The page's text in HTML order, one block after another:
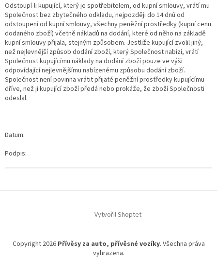
Odstoupí-li kupující, který je spotřebitelem, od kupní smlouvy, vrátí mu
Společnost bez zbytečného odkladu, nejpozději do 14 dnů od
odstoupení od kupní smlouvy, všechny peněžní prostředky (kupní cenu
dodaného zboží) včetně nákladů na dodání, které od něho na základě
kupní smlouvy přijala, stejným způsobem. Jestliže kupující zvolil jiný,
než nejlevnější způsob dodání zboží, který Společnost nabízí, vrátí
Společnost kupujícímu náklady na dodání zboží pouze ve výši
odpovídající nejlevnějšímu nabízenému způsobu dodání zboží.
Společnost není povinna vrátit přijaté peněžní prostředky kupujícímu
dříve, než ji kupující zboží předá nebo prokáže, že zboží Společnosti
odeslal.
Datum:
Podpis:
Vytvořil Shoptet
Copyright 2026 Přívěsy za auto, přívěsné vozíky. Všechna práva
vyhrazena.